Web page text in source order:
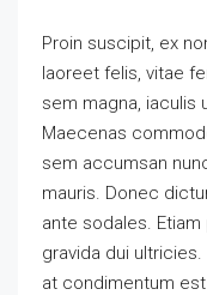
Proin suscipit, ex
laoreet felis, vitae
sem magna, iaculis
Maecenas
sem accumsan
mauris. Donec
ante sodales.
gravida dui
at condimentum